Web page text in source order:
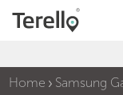
Home
Samsung